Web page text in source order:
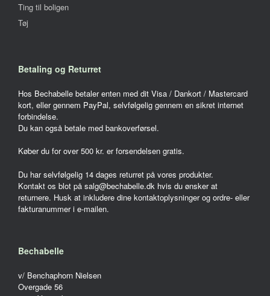
Ting til boligen
Tøj
Betaling og Returret
Hos Bechabelle betaler enten med dit Visa / Dankort / Mastercard
kort, eller gennem PayPal, selvfølgelig gennem en sikret internet
forbindelse.
Du kan også betale med bankoverførsel.
Køber du for over 500 kr. er forsendelsen gratis.
Du har selvfølgelig 14 dages returret på vores produkter.
Kontakt os blot på salg@bechabelle.dk hvis du ønsker at
returnere. Husk at inkludere dine kontaktoplysninger og ordre- eller
fakturanummer i e-mailen.
Bechabelle
v/ Benchaphorn Nielsen
Overgade 56